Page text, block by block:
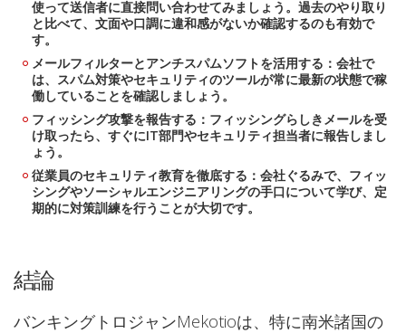
使って送信者に直接問い合わせてみましょう。過去のやり取り
と比べて、文面や口調に違和感がないか確認するのも有効で
す。
メールフィルターとアンチスパムソフトを活用する：会社で
は、スパム対策やセキュリティのツールが常に最新の状態で稼
働していることを確認しましょう。
フィッシング攻撃を報告する：フィッシングらしきメールを受
け取ったら、すぐにIT部門やセキュリティ担当者に報告しまし
ょう。
従業員のセキュリティ教育を徹底する：会社ぐるみで、フィッ
シングやソーシャルエンジニアリングの手口について学び、定
期的に対策訓練を行うことが大切です。
結論
バンキングトロジャンMekotioは、特に南米諸国の